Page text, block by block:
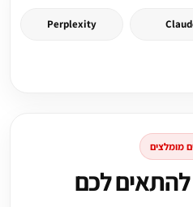
Perplexity
מומלצים